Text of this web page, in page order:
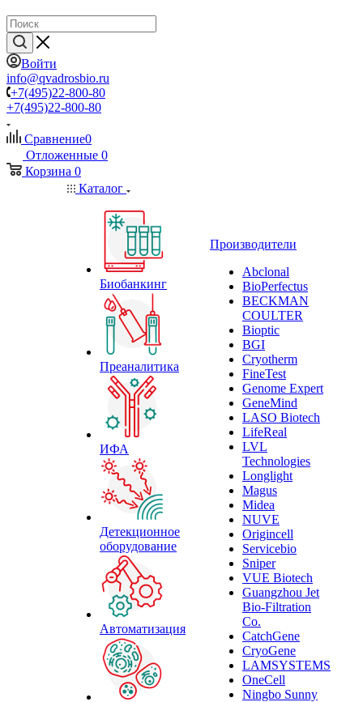
Войти
info@qvadrosbio.ru
+7(495)22-800-80
+7(495)22-800-80
Сравнение0
Отложенные 0
Корзина 0
Каталог
Биобанкинг
Преаналитика
ИФА
Детекционное
оборудование
Автоматизация
Производители
Abclonal
BioPerfectus
BECKMAN
COULTER
Bioptic
BGI
Cryotherm
FineTest
Genome Expert
GeneMind
LASO Biotech
LifeReal
LVL
Technologies
Longlight
Magus
Midea
NUVE
Origincell
Servicebio
Sniper
VUE Biotech
Guangzhou Jet
Bio-Filtration
Co.
CatchGene
CryoGene
LAMSYSTEMS
OneCell
Ningbo Sunny